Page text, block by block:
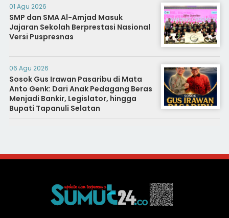
01 Agu 2026
SMP dan SMA Al-Amjad Masuk
Jajaran Sekolah Berprestasi Nasional
Versi Puspresnas
06 Agu 2026
Sosok Gus Irawan Pasaribu di Mata
Anto Genk: Dari Anak Pedagang Beras
Menjadi Bankir, Legislator, hingga
Bupati Tapanuli Selatan